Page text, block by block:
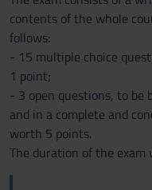
contents of the whole
follows:
- 15 multiple choice
1 point;
- 3 open questions, to be
and in a complete and
worth 5 points.
The duration of the exam